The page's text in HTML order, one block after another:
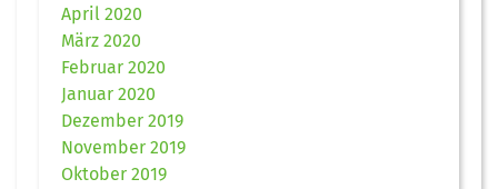
April 2020
März 2020
Februar 2020
Januar 2020
Dezember 2019
November 2019
Oktober 2019